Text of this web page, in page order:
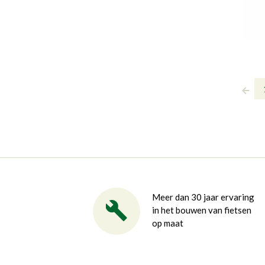
Meer dan 30 jaar ervaring
in het bouwen van fietsen
op maat